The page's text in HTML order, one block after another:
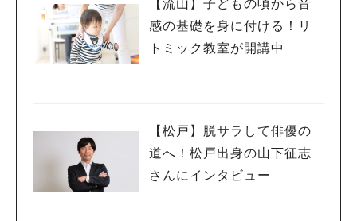
【流山】子どもの頃から音
感の基礎を身に付ける！リ
トミック教室が開講中
【松戸】脱サラして俳優の
道へ！松戸出身の山下征志
さんにインタビュー